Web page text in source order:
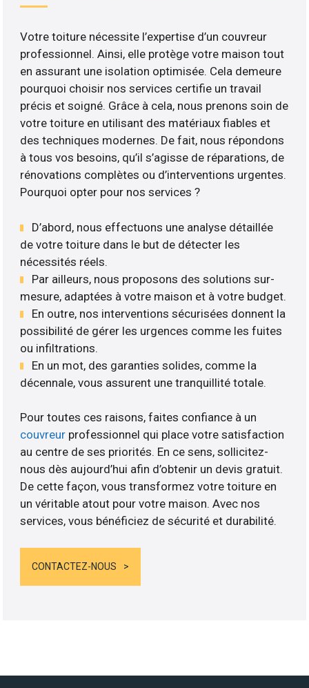
Votre toiture nécessite l’expertise d’un couvreur
professionnel. Ainsi, elle protège votre maison tout
en assurant une isolation optimisée. Cela demeure
pourquoi choisir nos services certifie un travail
précis et soigné. Grâce à cela, nous prenons soin de
votre toiture en utilisant des matériaux fiables et
des techniques modernes. De fait, nous répondons
à tous vos besoins, qu’il s’agisse de réparations, de
rénovations complètes ou d’interventions urgentes.
Pourquoi opter pour nos services ?
D’abord, nous effectuons une analyse détaillée
de votre toiture dans le but de détecter les
nécessités réels.
Par ailleurs, nous proposons des solutions sur-
mesure, adaptées à votre maison et à votre budget.
En outre, nos interventions sécurisées donnent la
possibilité de gérer les urgences comme les fuites
ou infiltrations.
En un mot, des garanties solides, comme la
décennale, vous assurent une tranquillité totale.
Pour toutes ces raisons, faites confiance à un
couvreur professionnel qui place votre satisfaction
au centre de ses priorités. En ce sens, sollicitez-
nous dès aujourd’hui afin d’obtenir un devis gratuit.
De cette façon, vous transformez votre toiture en
un véritable atout pour votre maison. Avec nos
services, vous bénéficiez de sécurité et durabilité.
CONTACTEZ-NOUS